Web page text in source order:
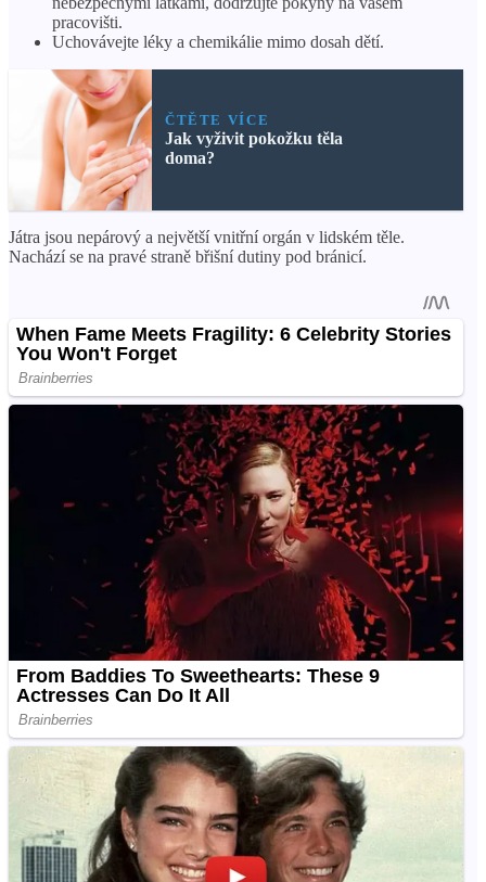
pracovišti.
Uchovávejte léky a chemikálie mimo dosah dětí.
ČTĚTE VÍCE
Jak vyživit pokožku těla
doma?
Játra jsou nepárový a největší vnitřní orgán v lidském těle.
Nachází se na pravé straně břišní dutiny pod bránicí.